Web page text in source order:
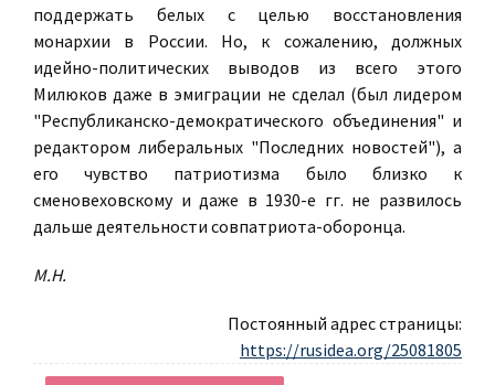
поддержать белых с целью восстановления
монархии в России. Но, к сожалению, должных
идейно-политических выводов из всего этого
Милюков даже в эмиграции не сделал (был лидером
"Республиканско-демократического объединения" и
редактором либеральных "Последних новостей"), а
его чувство патриотизма было близко к
сменовеховскому и даже в 1930-е гг. не развилось
дальше деятельности совпатриота-оборонца.
М.Н.
Постоянный адрес страницы:
https://rusidea.org/25081805